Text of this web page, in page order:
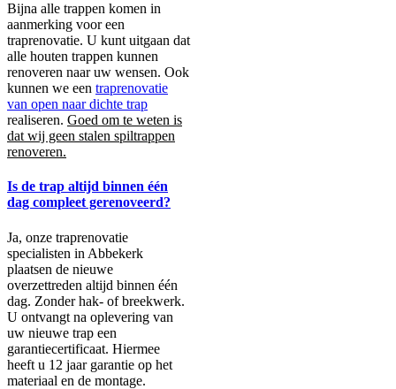
Bijna alle trappen komen in
aanmerking voor een
traprenovatie. U kunt uitgaan dat
alle houten trappen kunnen
renoveren naar uw wensen. Ook
kunnen we een traprenovatie
van open naar dichte trap
realiseren. Goed om te weten is
dat wij geen stalen spiltrappen
renoveren.
Is de trap altijd binnen één
dag compleet gerenoveerd?
Ja, onze traprenovatie
specialisten in Abbekerk
plaatsen de nieuwe
overzettreden altijd binnen één
dag. Zonder hak- of breekwerk.
U ontvangt na oplevering van
uw nieuwe trap een
garantiecertificaat. Hiermee
heeft u 12 jaar garantie op het
materiaal en de montage.